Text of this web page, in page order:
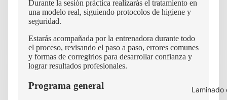
Laminado
Durante la sesión práctica realizarás el tratamiento en
una modelo real, siguiendo protocolos de higiene y
seguridad.
Estarás acompañada por la entrenadora durante todo
el proceso, revisando el paso a paso, errores comunes
y formas de corregirlos para desarrollar confianza y
lograr resultados profesionales.
Programa general